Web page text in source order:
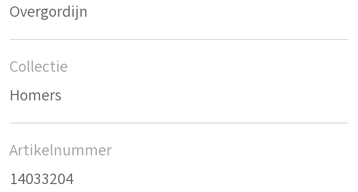
Overgordijn
Collectie
Homers
Artikelnummer
14033204